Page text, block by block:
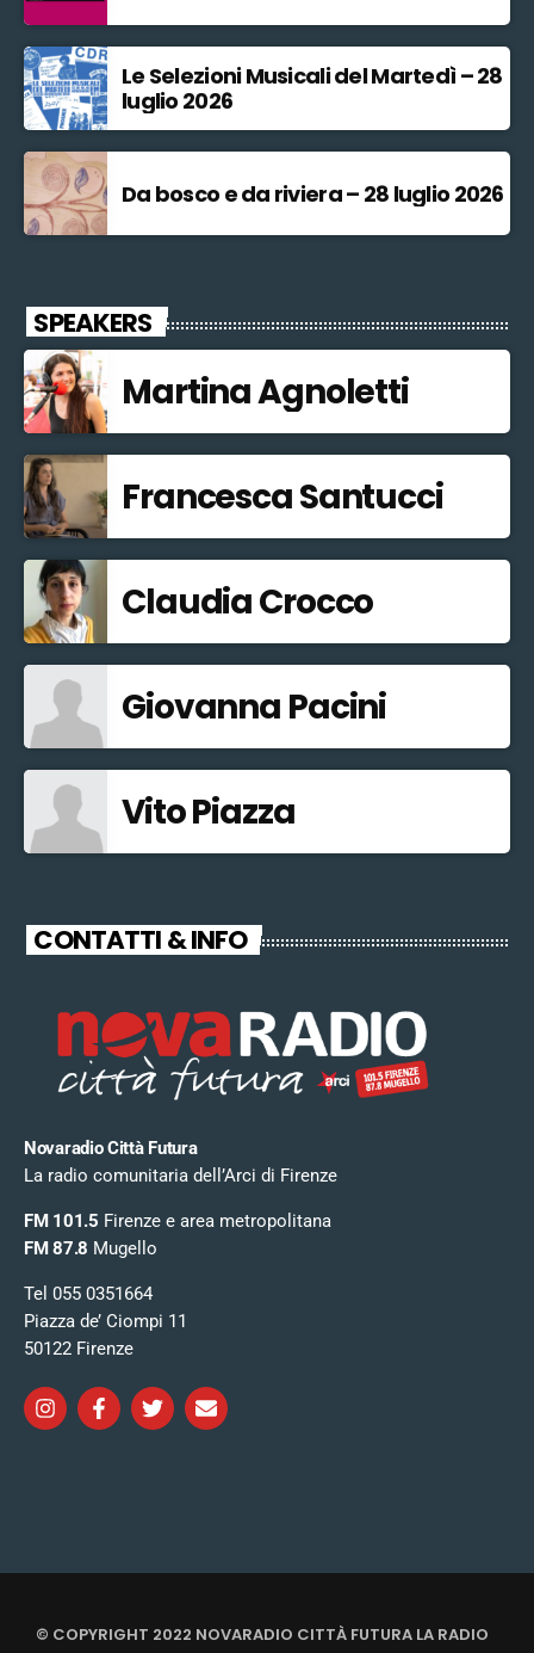
Le Selezioni Musicali del Martedì – 28
luglio 2026
Da bosco e da riviera – 28 luglio 2026
SPEAKERS
Martina Agnoletti
Francesca Santucci
Claudia Crocco
Giovanna Pacini
Vito Piazza
CONTATTI & INFO
Novaradio Città Futura
La radio comunitaria dell’Arci di Firenze
FM 101.5 Firenze e area metropolitana
FM 87.8 Mugello
Tel 055 0351664
Piazza de’ Ciompi 11
50122 Firenze
© COPYRIGHT 2022 NOVARADIO CITTÀ FUTURA LA RADIO